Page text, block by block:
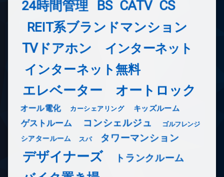
24時間管理 BS CATV CS
REIT系ブランドマンション
TVドアホン インターネット
インターネット無料
エレベーター オートロック
オール電化 カーシェアリング キッズルーム
ゲストルーム コンシェルジュ ゴルフレンジ
シアタールーム スパ タワーマンション
デザイナーズ トランクルーム